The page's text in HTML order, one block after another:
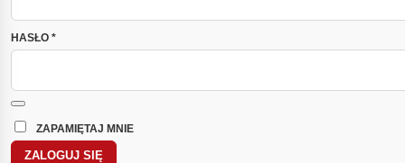
HASŁO *WYMAGANE
ZAPAMIĘTAJ MNIE
ZALOGUJ SIĘ